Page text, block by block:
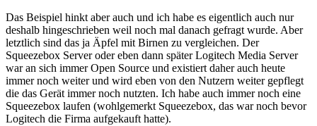
Das Beispiel hinkt aber auch und ich habe es eigentlich auch nur
deshalb hingeschrieben weil noch mal danach gefragt wurde. Aber
letztlich sind das ja Äpfel mit Birnen zu vergleichen. Der
Squeezebox Server oder eben dann später Logitech Media Server
war an sich immer Open Source und existiert daher auch heute
immer noch weiter und wird eben von den Nutzern weiter gepflegt
die das Gerät immer noch nutzten. Ich habe auch immer noch eine
Squeezebox laufen (wohlgemerkt Squeezebox, das war noch bevor
Logitech die Firma aufgekauft hatte).